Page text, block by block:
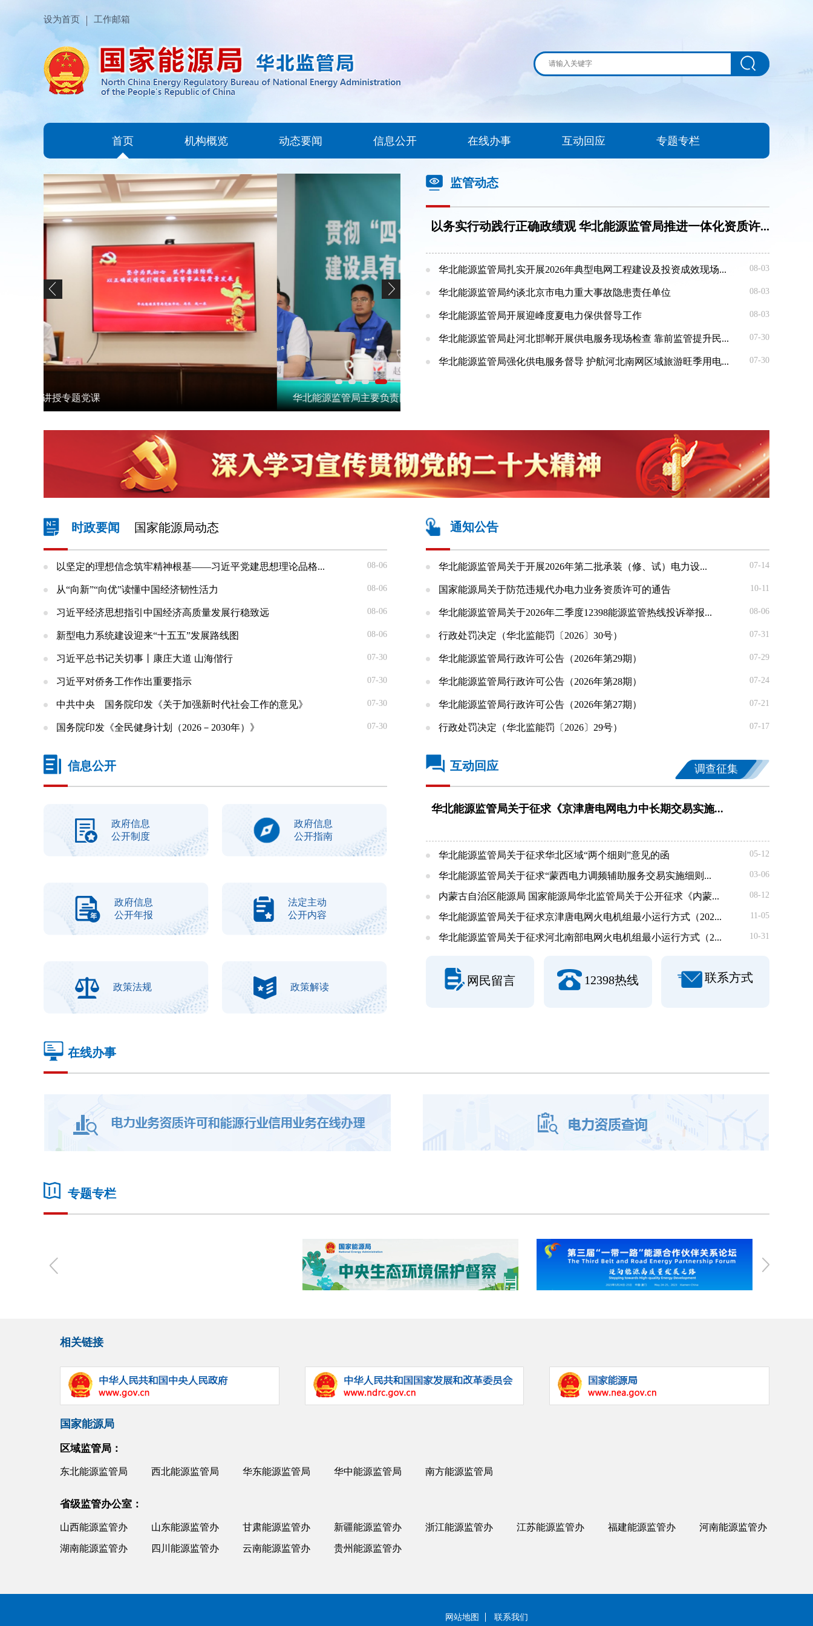
设为首页 工作邮箱
首页 机构概览 动态要闻 信息公开 在线办事 互动回应 专题专栏
华北能源监管局主要负责同志检查承德地区电力防洪度汛工作并出席区域洪灾保
监管动态
以务实行动践行正确政绩观 华北能源监管局推进一体化资质许...
华北能源监管局扎实开展2026年典型电网工程建设及投资成效现场... 08-03
华北能源监管局约谈北京市电力重大事故隐患责任单位 08-03
华北能源监管局开展迎峰度夏电力保供督导工作 08-03
华北能源监管局赴河北邯郸开展供电服务现场检查 靠前监管提升民... 07-30
华北能源监管局强化供电服务督导 护航河北南网区域旅游旺季用电... 07-30
时政要闻 国家能源局动态
以坚定的理想信念筑牢精神根基——习近平党建思想理论品格... 08-06
从“向新”“向优”读懂中国经济韧性活力 08-06
习近平经济思想指引中国经济高质量发展行稳致远 08-06
新型电力系统建设迎来“十五五”发展路线图 08-06
习近平总书记关切事丨康庄大道 山海偕行 07-30
习近平对侨务工作作出重要指示 07-30
中共中央 国务院印发《关于加强新时代社会工作的意见》 07-30
国务院印发《全民健身计划（2026－2030年）》 07-30
通知公告
华北能源监管局关于开展2026年第二批承装（修、试）电力设... 07-14
国家能源局关于防范违规代办电力业务资质许可的通告 10-11
华北能源监管局关于2026年二季度12398能源监管热线投诉举报... 08-06
行政处罚决定（华北监能罚〔2026〕30号） 07-31
华北能源监管局行政许可公告（2026年第29期） 07-29
华北能源监管局行政许可公告（2026年第28期） 07-24
华北能源监管局行政许可公告（2026年第27期） 07-21
行政处罚决定（华北监能罚〔2026〕29号） 07-17
信息公开
政府信息
公开制度
政府信息
公开指南
政府信息
公开年报
法定主动
公开内容
政策法规 政策解读
互动回应 调查征集
华北能源监管局关于征求《京津唐电网电力中长期交易实施...
华北能源监管局关于征求华北区域“两个细则”意见的函 05-12
华北能源监管局关于征求“蒙西电力调频辅助服务交易实施细则... 03-06
内蒙古自治区能源局 国家能源局华北监管局关于公开征求《内蒙... 08-12
华北能源监管局关于征求京津唐电网火电机组最小运行方式（202... 11-05
华北能源监管局关于征求河北南部电网火电机组最小运行方式（2... 10-31
网民留言 12398热线 联系方式
在线办事
专题专栏
相关链接
国家能源局
区域监管局：
东北能源监管局 西北能源监管局 华东能源监管局 华中能源监管局 南方能源监管局
省级监管办公室：
山西能源监管办 山东能源监管办 甘肃能源监管办 新疆能源监管办 浙江能源监管办 江苏能源监管办 福建能源监管办 河南能源监管办
湖南能源监管办 四川能源监管办 云南能源监管办 贵州能源监管办
网站地图 联系我们